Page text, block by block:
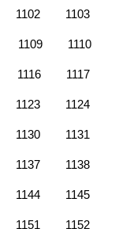
1102 1103
1109 1110
1116 1117
1123 1124
1130 1131
1137 1138
1144 1145
1151 1152